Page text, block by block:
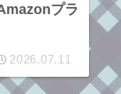
プラ
2026.07.11